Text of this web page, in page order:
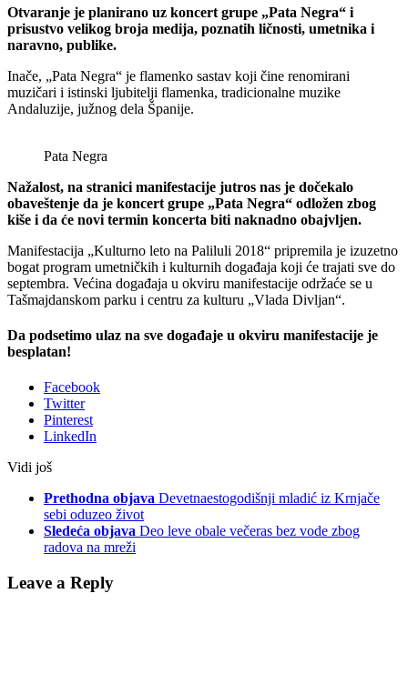
Otvaranje je planirano uz koncert grupe „Pata Negra“ i
prisustvo velikog broja medija, poznatih ličnosti, umetnika i
naravno, publike.
Inače, „Pata Negra“ je flamenko sastav koji čine renomirani
muzičari i istinski ljubitelji flamenka, tradicionalne muzike
Andaluzije, južnog dela Španije.
Pata Negra
Nažalost, na stranici manifestacije jutros nas je dočekalo
obaveštenje da je koncert grupe „Pata Negra“ odložen zbog
kiše i da će novi termin koncerta biti naknadno obajvljen.
Manifestacija „Kulturno leto na Paliluli 2018“ pripremila je izuzetno
bogat program umetničkih i kulturnih događaja koji će trajati sve do
septembra. Većina događaja u okviru manifestacije održaće se u
Tašmajdanskom parku i centru za kulturu „Vlada Divljan“.
Da podsetimo ulaz na sve događaje u okviru manifestacije je
besplatan!
Facebook
Twitter
Pinterest
LinkedIn
Vidi još
Prethodna objava Devetnaestogodišnji mladić iz Krnjače
sebi oduzeo život
Sledeća objava Deo leve obale večeras bez vode zbog
radova na mreži
Leave a Reply